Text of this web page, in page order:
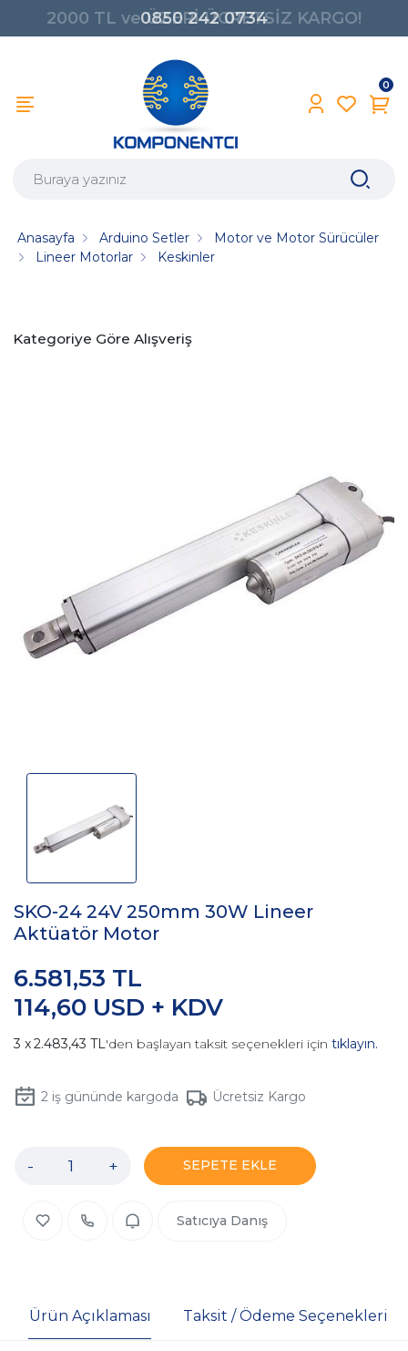
2000 TL ve ÜZERİ ÜCRETSİZ KARGO!
0850 242 0734
0
Anasayfa Arduino Setler
Motor ve Motor Sürücüler
Lineer Motorlar
Keskinler
Kategoriye Göre Alışveriş
SKO-24 24V 250mm 30W Lineer
Aktüatör Motor
114,60 USD + KDV
6.581,53 TL
2.483,43 TL'den başlayan taksit seçenekleri için tıklayın.
2iş gününde kargoda Ücretsiz Kargo
- + SEPETE EKLE
Satıcıya Danış
Ürün Açıklaması Taksit / Ödeme Seçenekleri